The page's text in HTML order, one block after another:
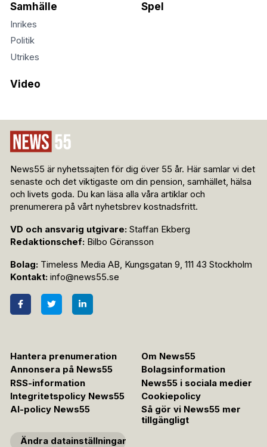
Samhälle
Inrikes
Politik
Utrikes
Spel
Video
News55 är nyhetssajten för dig över 55 år. Här samlar vi det
senaste och det viktigaste om din pension, samhället, hälsa
och livets goda. Du kan läsa alla våra artiklar och
prenumerera på vårt nyhetsbrev kostnadsfritt.
VD och ansvarig utgivare: Staffan Ekberg
Redaktionschef: Bilbo Göransson
Bolag: Timeless Media AB, Kungsgatan 9, 111 43 Stockholm
Kontakt: info@news55.se
Hantera prenumeration
Om News55
Annonsera på News55
Bolagsinformation
RSS-information
News55 i sociala medier
Integritetspolicy News55
Cookiepolicy
AI-policy News55
Så gör vi News55 mer
tillgängligt
Ändra datainställningar